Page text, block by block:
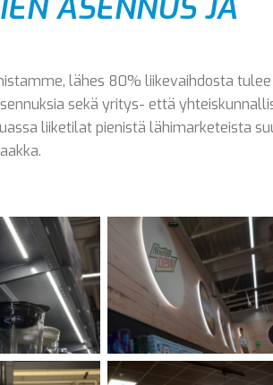
lähes 80% liikevaihdosta
sekä yritys- että
liiketilat pienistä lähimarketeista